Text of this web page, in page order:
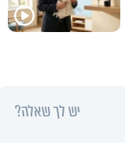
ההחלטה הכי קשה
בחיים": לורה כהן
יש לך שאלה?